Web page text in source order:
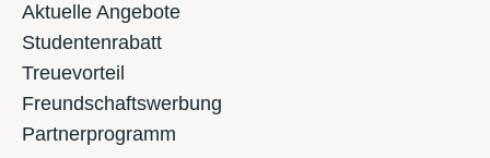
Aktuelle Angebote
Studentenrabatt
Treuevorteil
Freundschaftswerbung
Partnerprogramm